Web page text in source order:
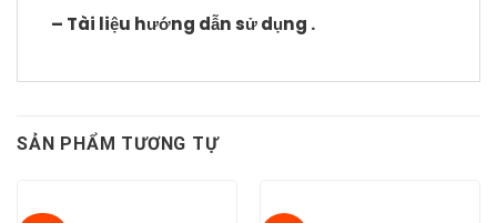
– Tài liệu hướng dẫn sử dụng .
SẢN PHẨM TƯƠNG TỰ